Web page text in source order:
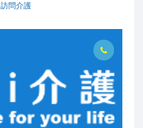
訪問介護